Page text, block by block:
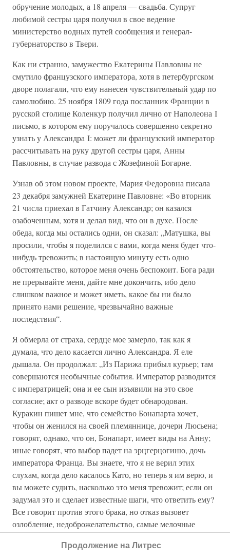
обручение молодых, а 18 апреля — свадьба. Супруг
любимой сестры царя получил в свое ведение
министерство водных путей сообщения и генерал-
губернаторство в Твери.
Как ни странно, замужество Екатерины Павловны не
смутило французского императора, хотя в петербургском
дворе полагали, что ему нанесен чувствительный удар по
самолюбию. 25 ноября 1809 года посланник Франции в
русской столице Коленкур получил лично от Наполеона I
письмо, в котором ему поручалось совершенно секретно
узнать у Александра I: может ли французский император
рассчитывать на руку другой сестры царя, Анны
Павловны, в случае развода с Жозефиной Богарне.
Узнав об этом новом проекте, Мария Федоровна писала
23 декабря замужней Екатерине Павловне: «Во вторник
21 числа приехал в Гатчину Александр; он казался
озабоченным, хотя и делал вид, что он в духе. После
обеда, когда мы остались одни, он сказал: „Матушка, вы
просили, чтобы я поделился с вами, когда меня будет что-
нибудь тревожить; в настоящую минуту есть одно
обстоятельство, которое меня очень беспокоит. Бога ради
не прерывайте меня, дайте мне докончить, ибо дело
слишком важное и может иметь, какое бы ни было
принято нами решение, чрезвычайно важные
последствия“.
Я обмерла от страха, сердце мое замерло, так как я
думала, что дело касается лично Александра. Я еле
дышала. Он продолжал: „Из Парижа прибыл курьер; там
совершаются необычные события. Император разводится
с императрицей; она и ее сын изъявили на это свое
согласие; акт о разводе вскоре будет обнародован.
Куракин пишет мне, что семейство Бонапарта хочет,
чтобы он женился на своей племяннице, дочери Люсьена;
говорят, однако, что он, Бонапарт, имеет виды на Анну;
иные говорят, что выбор падет на эрцгерцогиню, дочь
императора Франца. Вы знаете, что я не верил этих
слухам, когда дело касалось Като, но теперь я им верю, и
вы можете судить, насколько это меня тревожит; если он
задумал это и сделает известные шаги, что ответить ему?
Все говорит против этого брака, но отказ вызовет
озлобление, недоброжелательство, самые мелочные
придирки, ибо нужно знать человека, который будет нами
оскорблен. Если его выбор падет на эрцгерцогиню, то он
Продолжение на Литрес